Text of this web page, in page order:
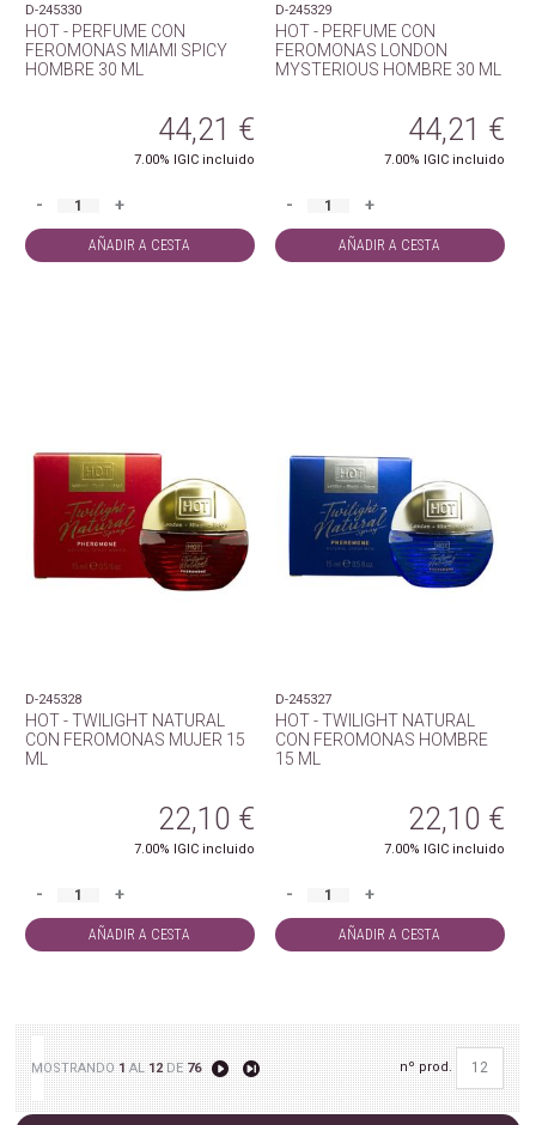
D-245330
HOT - PERFUME CON
FEROMONAS MIAMI SPICY
HOMBRE 30 ML
44,21 €
7.00% IGIC incluido
- +
AÑADIR A CESTA
D-245329
HOT - PERFUME CON
FEROMONAS LONDON
MYSTERIOUS HOMBRE 30 ML
44,21 €
7.00% IGIC incluido
- +
AÑADIR A CESTA
D-245328
HOT - TWILIGHT NATURAL
CON FEROMONAS MUJER 15
ML
22,10 €
7.00% IGIC incluido
- +
AÑADIR A CESTA
D-245327
HOT - TWILIGHT NATURAL
CON FEROMONAS HOMBRE
15 ML
22,10 €
7.00% IGIC incluido
- +
AÑADIR A CESTA
MOSTRANDO1AL12DE76 nº prod.